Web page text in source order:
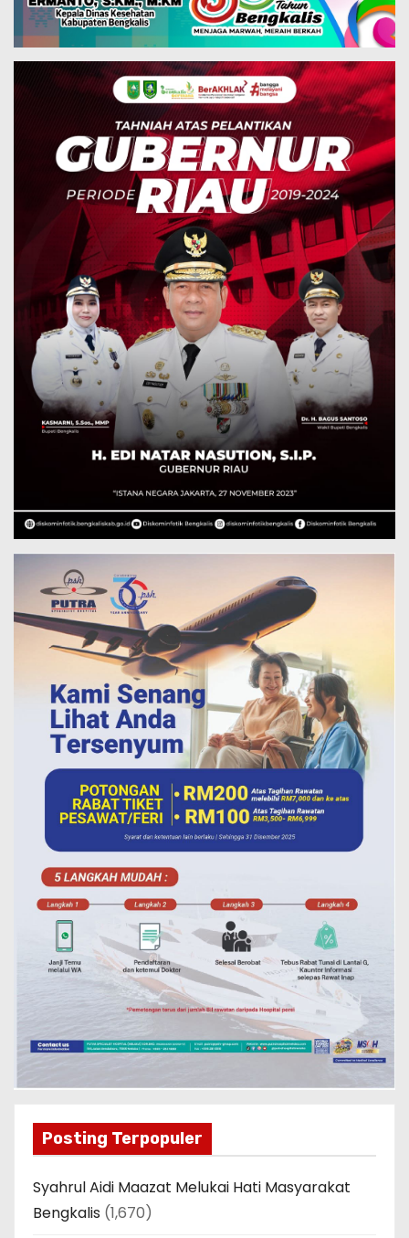
Posting Terpopuler
Syahrul Aidi Maazat Melukai Hati Masyarakat
Bengkalis (1,670)